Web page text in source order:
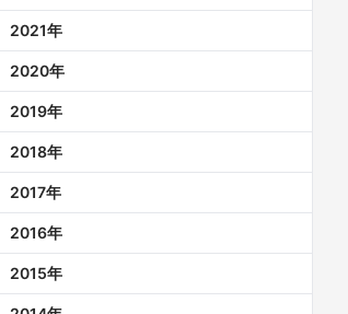
2021年
2020年
2019年
2018年
2017年
2016年
2015年